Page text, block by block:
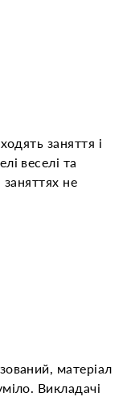
заняття і
веселі та
не
матеріал
Викладачі